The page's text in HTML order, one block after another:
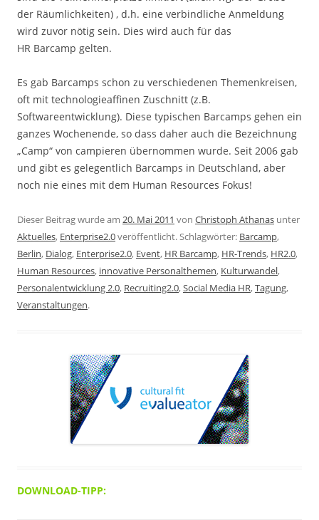
der Räumlichkeiten) , d.h. eine verbindliche Anmeldung
wird zuvor nötig sein. Dies wird auch für das
HR Barcamp gelten.
Es gab Barcamps schon zu verschiedenen Themenkreisen,
oft mit technologieaffinen Zuschnitt (z.B.
Softwareentwicklung). Diese typischen Barcamps gehen ein
ganzes Wochenende, so dass daher auch die Bezeichnung
„Camp“ von campieren übernommen wurde. Seit 2006 gab
und gibt es gelegentlich Barcamps in Deutschland, aber
noch nie eines mit dem Human Resources Fokus!
Dieser Beitrag wurde am 20. Mai 2011 von Christoph Athanas unter
Aktuelles, Enterprise2.0veröffentlicht. Schlagwörter: Barcamp,
Berlin, Dialog, Enterprise2.0, Event, HR Barcamp, HR-Trends, HR2.0,
Human Resources, innovative Personalthemen, Kulturwandel,
Personalentwicklung 2.0, Recruiting2.0,Social Media HR,Tagung,
Veranstaltungen.
DOWNLOAD-TIPP: